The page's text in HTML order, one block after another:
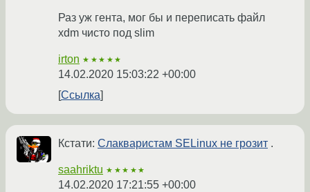
Раз уж гента, мог бы и переписать файл
xdm чисто под slim
irton ★★★★★
14.02.2020 15:03:22 +00:00
Ссылка
Кстати: Слакваристам SELinux не грозит .
saahriktu ★★★★★
14.02.2020 17:21:55 +00:00